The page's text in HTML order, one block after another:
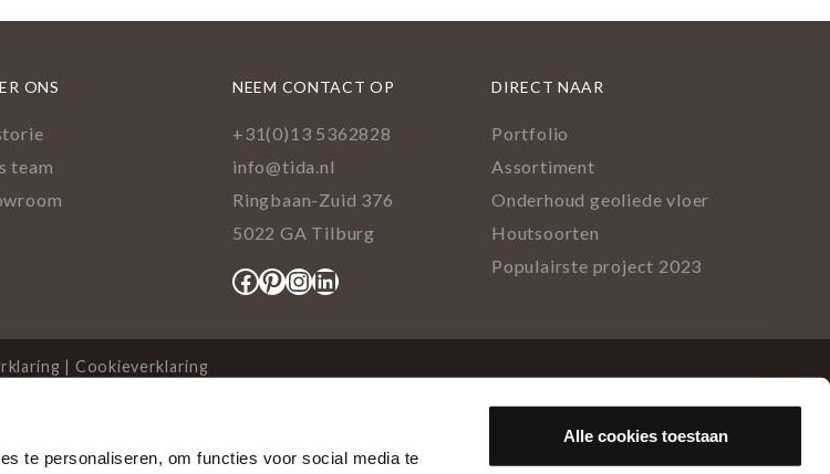
te personaliseren, om functies voor social media te
Alle cookies toestaan
ONS
team
NEEM CONTACT OP
+31(0)13 5362828
info@tida.nl
Ringbaan-Zuid 376
5022 GA Tilburg
Facebook
Pinterest
Instagram
LinkedIn
DIRECT NAAR
Portfolio
Assortiment
Onderhoud geoliede vloer
Houtsoorten
Populairste project 2023
| Cookieverklaring